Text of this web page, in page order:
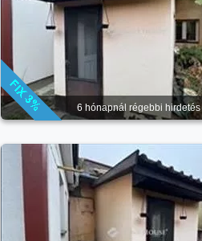
6 hónapnál régebbi hirdetés